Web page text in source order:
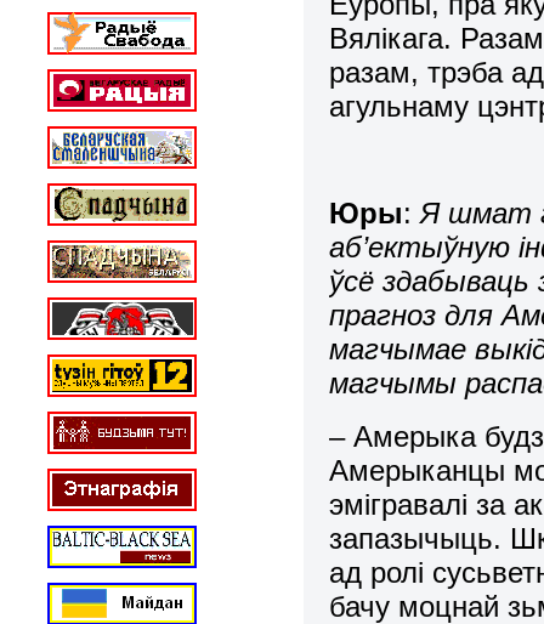
Вялікага.
разам, трэба
агульнаму
Юры:Я шмат
аб’ектыўную
ўсё здабываць
прагноз для
магчымае
магчымы
– Амерыка
Амерыканцы
эмігравалі за
запазычыць.
ад ролі
бачу моцнай